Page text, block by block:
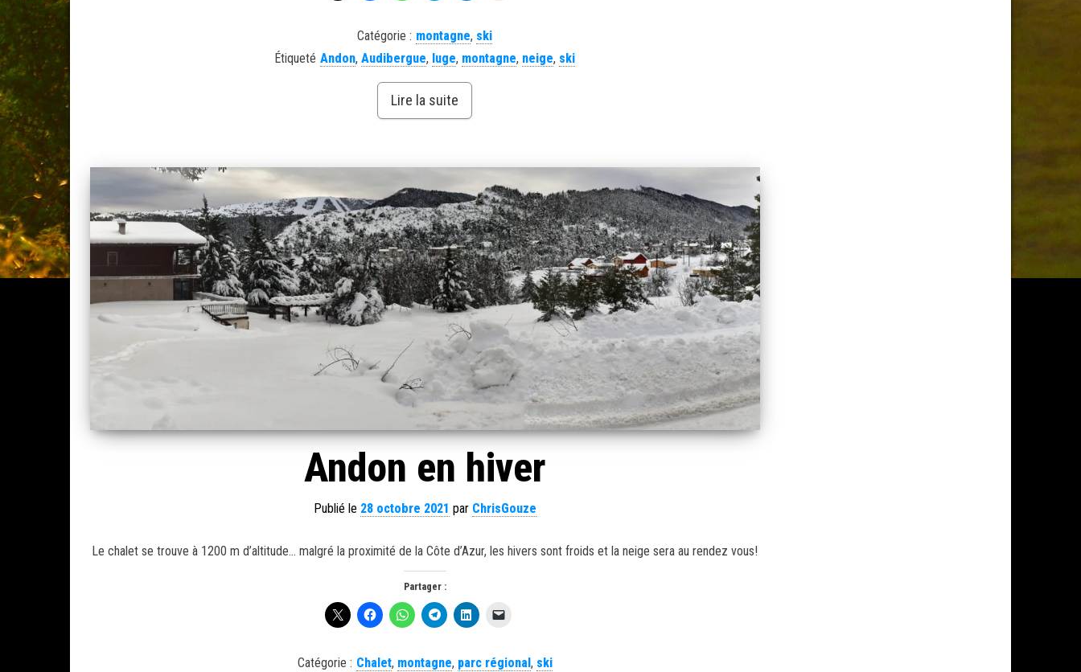
Catégorie : montagne, ski
Étiqueté Andon,Audibergue, luge, montagne, neige, ski
Lire la suite
Andon en hiver
Publié le 28 octobre 2021 par ChrisGouze
Le chalet se trouve à 1200 m d’altitude… malgré la proximité de la Côte d’Azur, les hivers sont froids et la neige sera au rendez vous!
Partager :
Catégorie : Chalet, montagne, parc régional , ski